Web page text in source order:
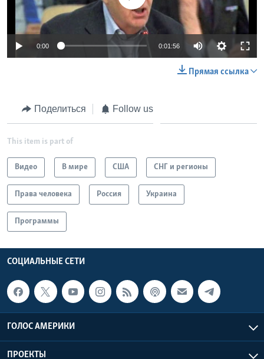
0:00 0:01:56
Прямая ссылка
Поделиться Follow us
This item is part of
Видео В мире США СНГ и регионы
Права человека Россия Украина
Программы
СОЦИАЛЬНЫЕ СЕТИ
ГОЛОС АМЕРИКИ
ПРОЕКТЫ